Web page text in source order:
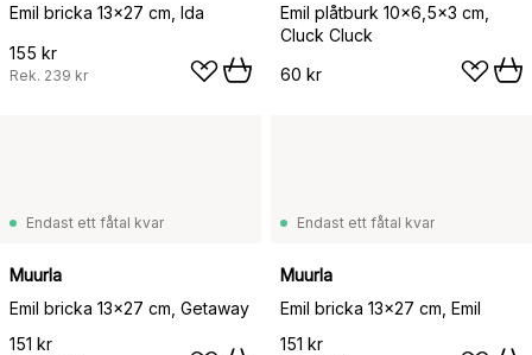
Emil bricka 13x27 cm, Ida
155 kr
Rek. 239 kr
Emil plåtburk 10x6,5x3 cm,
Cluck Cluck
60 kr
Endast ett fåtal kvar
Muurla
Emil bricka 13x27 cm, Getaway
151 kr
Endast ett fåtal kvar
Muurla
Emil bricka 13x27 cm, Emil
151 kr